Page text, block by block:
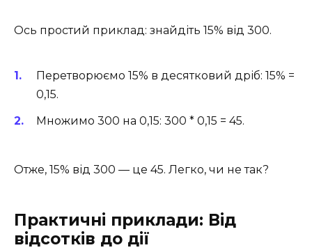
Ось простий приклад: знайдіть 15% від 300.
Перетворюємо 15% в десятковий дріб: 15% =
0,15.
Множимо 300 на 0,15: 300 * 0,15 = 45.
Отже, 15% від 300 — це 45. Легко, чи не так?
Практичні приклади: Від
відсотків до дії